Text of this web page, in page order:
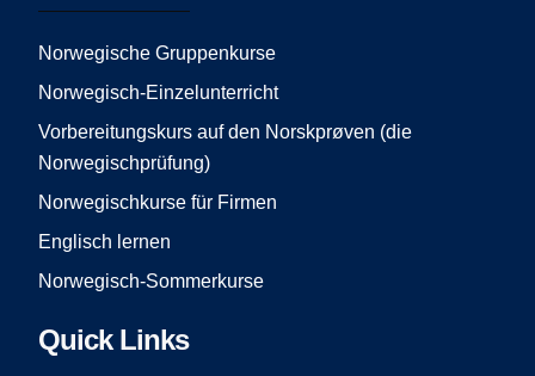
o
o
g
r
m
e
Norwegische Gruppenkurse
Norwegisch-Einzelunterricht
Vorbereitungskurs auf den Norskprøven (die
Norwegischprüfung)
Norwegischkurse für Firmen
Englisch lernen
Norwegisch-Sommerkurse
Quick Links